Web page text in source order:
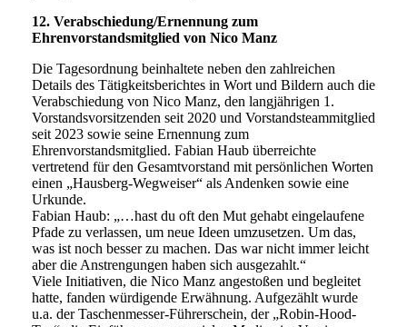
12. Verabschiedung/Ernennung zum
Ehrenvorstandsmitglied von Nico Manz
Die Tagesordnung beinhaltete neben den zahlreichen
Details des Tätigkeitsberichtes in Wort und Bildern auch die
Verabschiedung von Nico Manz, den langjährigen 1.
Vorstandsvorsitzenden seit 2020 und Vorstandsteammitglied
seit 2023 sowie seine Ernennung zum
Ehrenvorstandsmitglied. Fabian Haub überreichte
vertretend für den Gesamtvorstand mit persönlichen Worten
einen „Hausberg-Wegweiser“ als Andenken sowie eine
Urkunde.
Fabian Haub: „…hast du oft den Mut gehabt eingelaufene
Pfade zu verlassen, um neue Ideen umzusetzen. Um das,
was ist noch besser zu machen. Das war nicht immer leicht
aber die Anstrengungen haben sich ausgezahlt.“
Viele Initiativen, die Nico Manz angestoßen und begleitet
hatte, fanden würdigende Erwähnung. Aufgezählt wurde
u.a. der Taschenmesser-Führerschein, der „Robin-Hood-